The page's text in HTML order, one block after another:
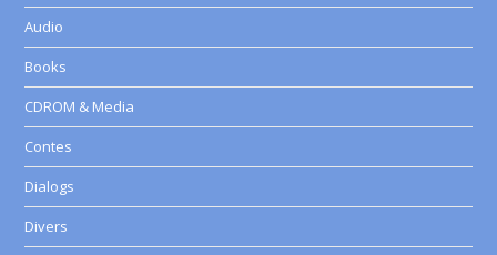
Audio
Books
CDROM & Media
Contes
Dialogs
Divers